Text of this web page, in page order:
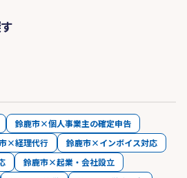
鈴鹿市×個人事業主の確定申告
×経理代行
鈴鹿市×インボイス対応
鈴鹿市×起業・会社設立